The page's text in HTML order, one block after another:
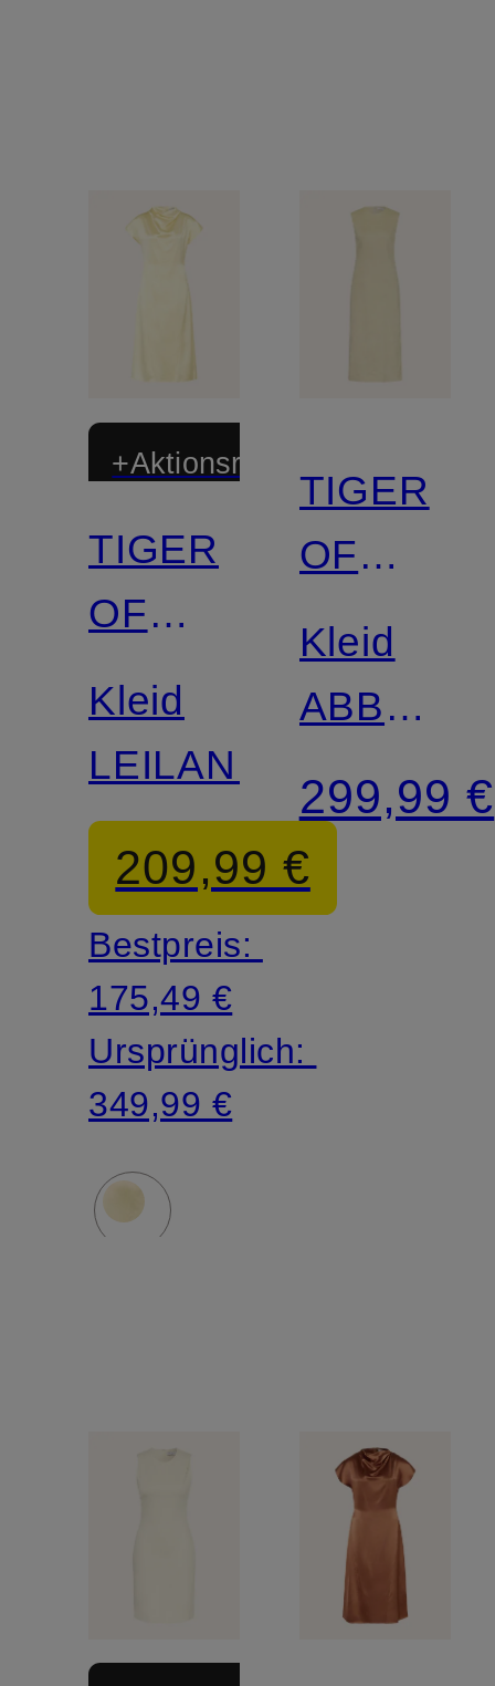
+Aktionsrabatt
TIGER
OF
SWEDEN
Kleid
LEILANI
209,99 €
Bestpreis:
175,49 €
Ursprünglich:
349,99 €
TIGER
OF
SWEDEN
Kleid
ABBEY
mit
Leinen
299,99 €